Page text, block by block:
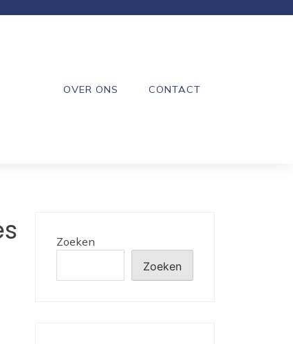
OVER ONS CONTACT
Zoeken
Zoeken